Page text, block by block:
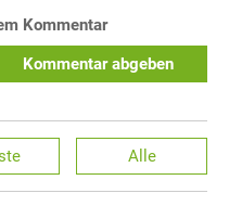
Kommentar
Kommentar abgeben
Alle